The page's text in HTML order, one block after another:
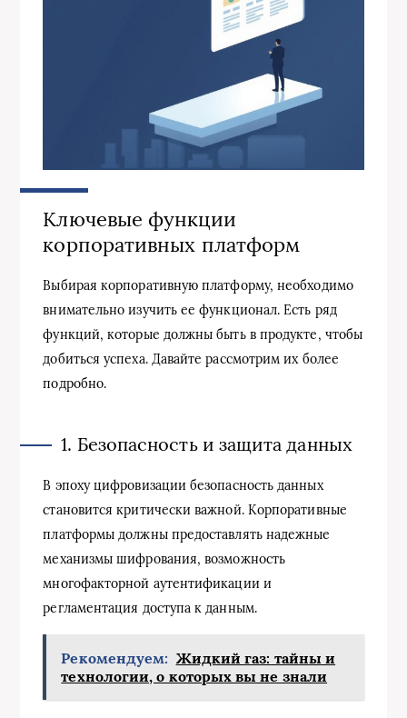
Ключевые функции
корпоративных платформ
Выбирая корпоративную платформу, необходимо
внимательно изучить ее функционал. Есть ряд
функций, которые должны быть в продукте, чтобы
добиться успеха. Давайте рассмотрим их более
подробно.
1. Безопасность и защита данных
В эпоху цифровизации безопасность данных
становится критически важной. Корпоративные
платформы должны предоставлять надежные
механизмы шифрования, возможность
многофакторной аутентификации и
регламентация доступа к данным.
Рекомендуем: Жидкий газ: тайны и
технологии, о которых вы не знали